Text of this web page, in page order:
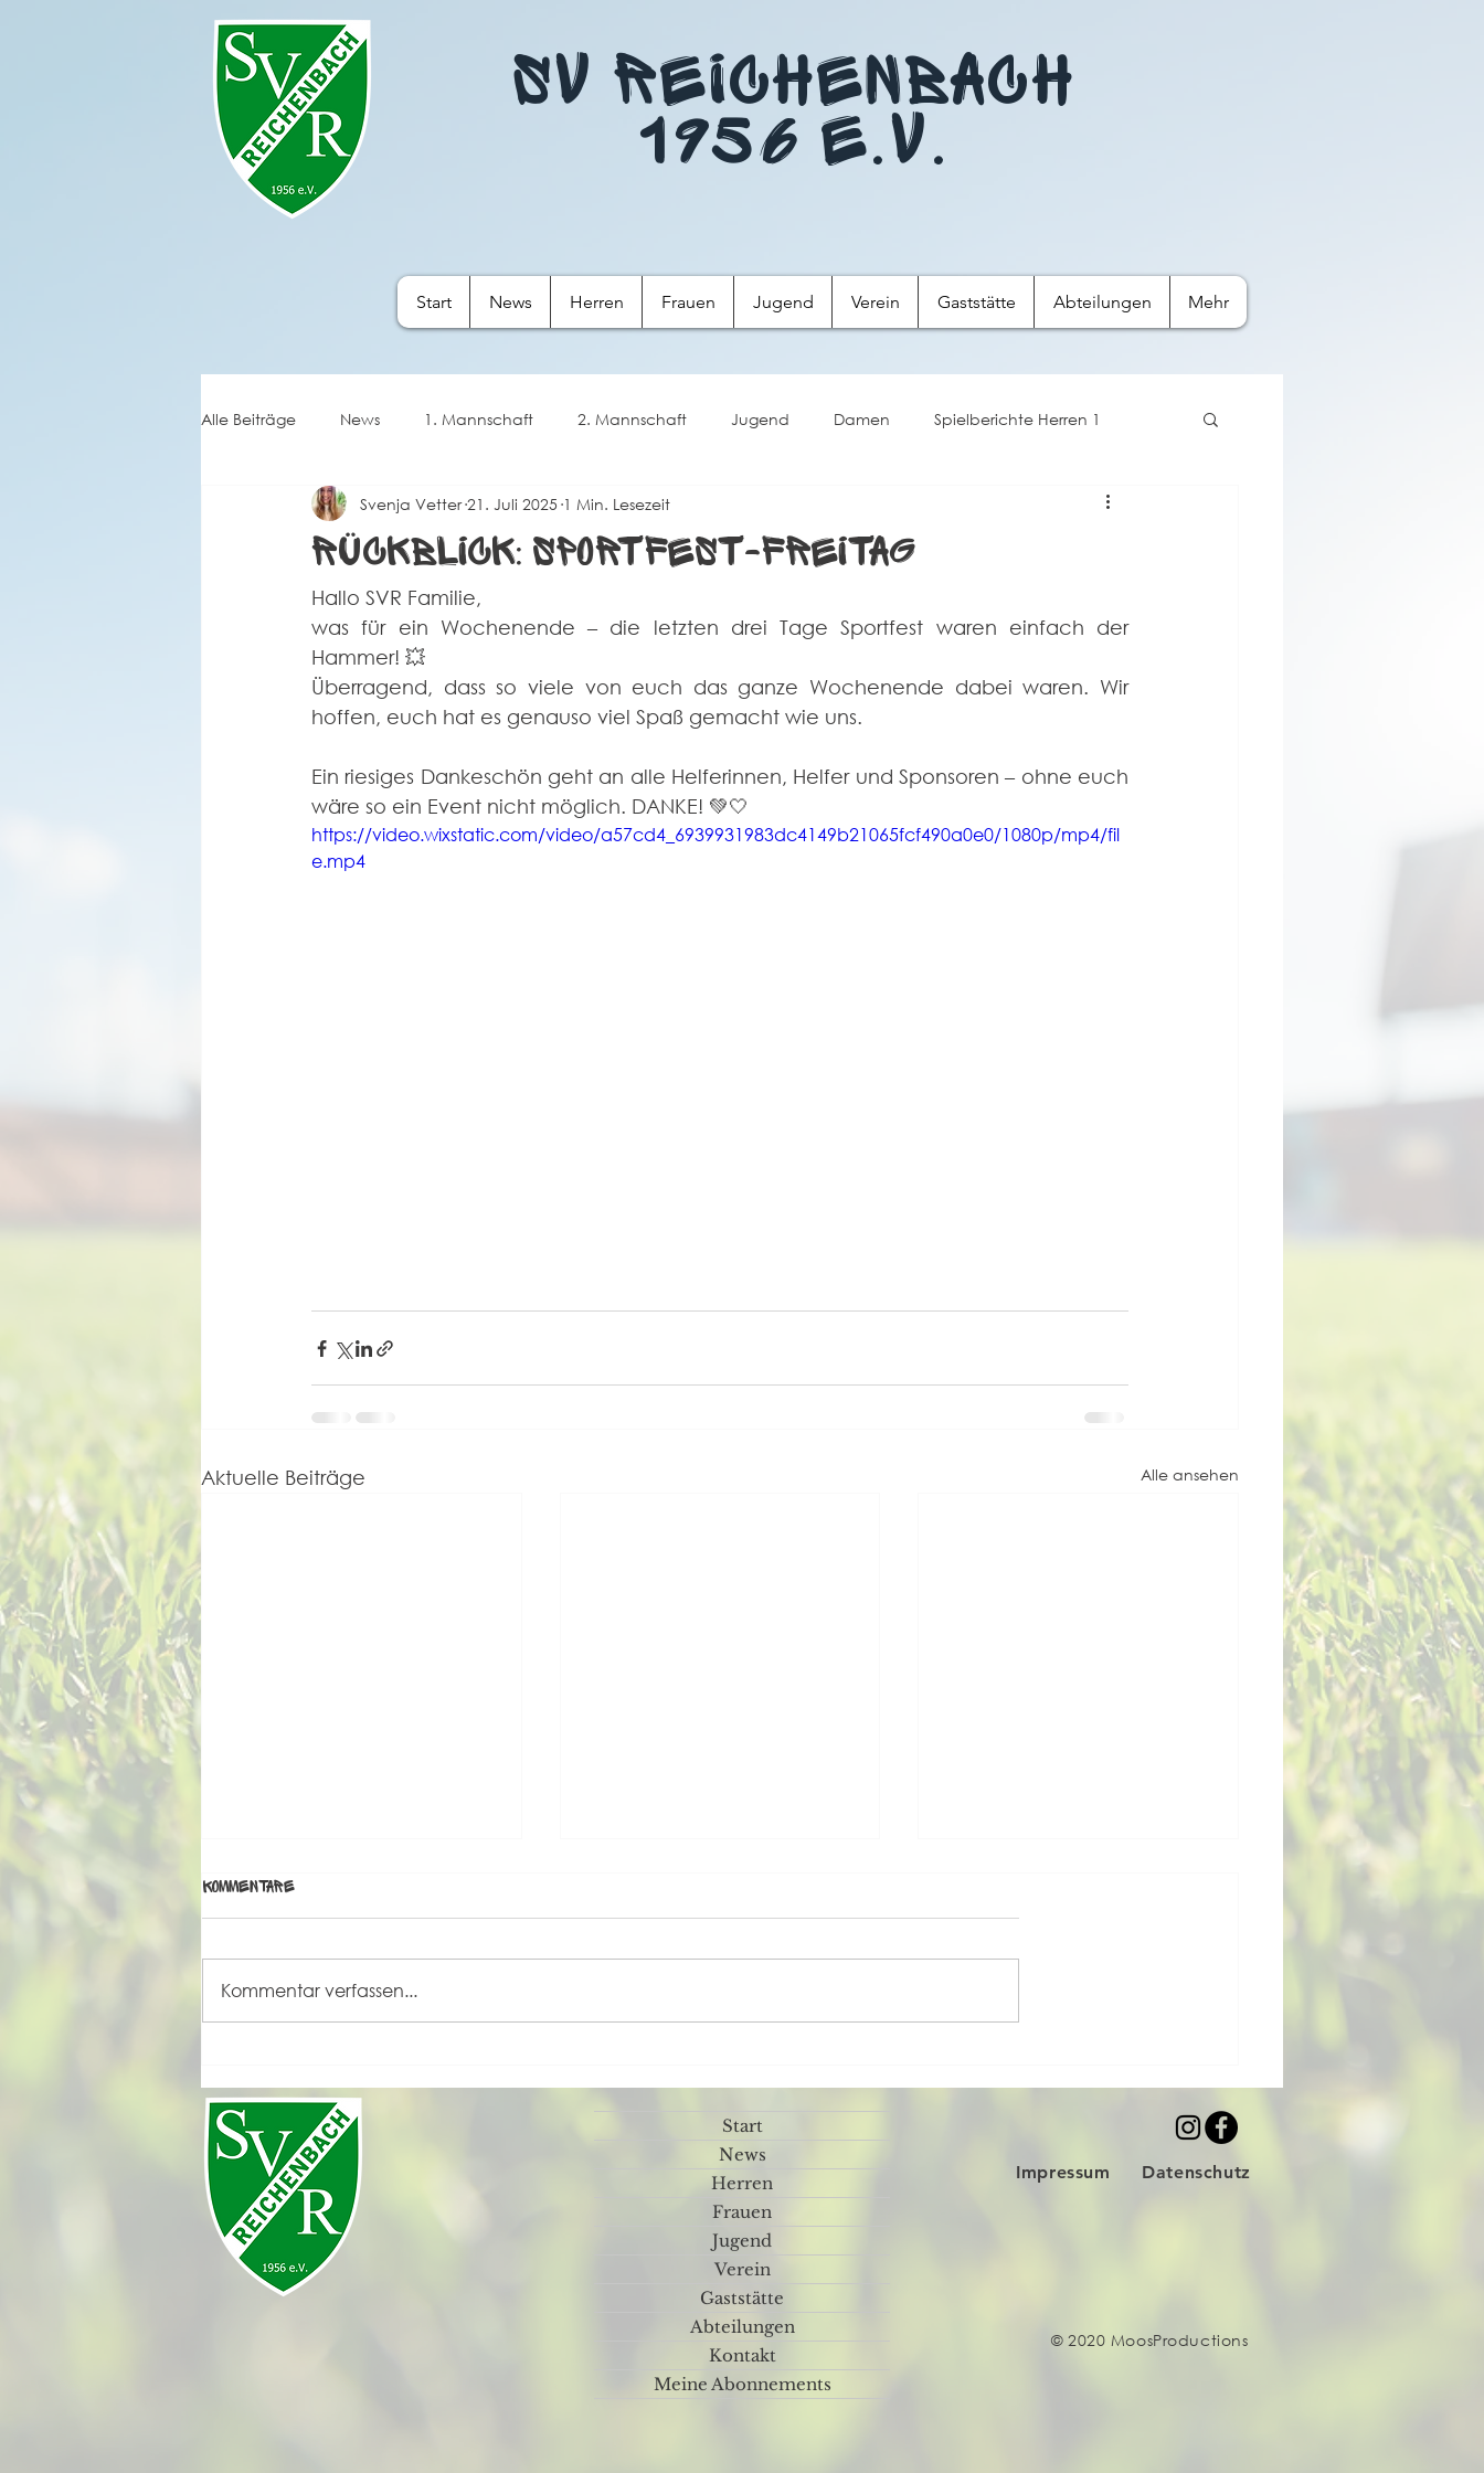
SV Reichenbach
1956 e.V.
Start News Herren Frauen Jugend Verein Gaststätte Abteilungen Mehr‎
Alle Beiträge News 1. Mannschaft 2. Mannschaft Jugend Damen Spielberichte Herren 1
Spielberichte Herren 2 Corona Events Alte Herren
Rückblick: Sportfest-Freitag
Svenja Vetter 21. Juli 2025 1 Min. Lesezeit
Hallo SVR Familie,
was für ein Wochenende – die letzten drei Tage Sportfest waren einfach der
Hammer! 💥
Überragend, dass so viele von euch das ganze Wochenende dabei waren. Wir
hoffen, euch hat es genauso viel Spaß gemacht wie uns.
Ein riesiges Dankeschön geht an alle Helferinnen, Helfer und Sponsoren – ohne euch
wäre so ein Event nicht möglich. DANKE! 💚🤍
https://video.wixstatic.com/video/a57cd4_6939931983dc4149b21065fcf490a0e0/1080p/mp4/fil
e.mp4
Aktuelle Beiträge Alle ansehen
⚽️🤹‍♀️🎸
Kommentare
Kommentar verfassen...
Start
News
Herren
Frauen
Jugend
Verein
Gaststätte
Abteilungen
Kontakt
Meine Abonnements
Impressum Datenschutz
© 2020 MoosProductions